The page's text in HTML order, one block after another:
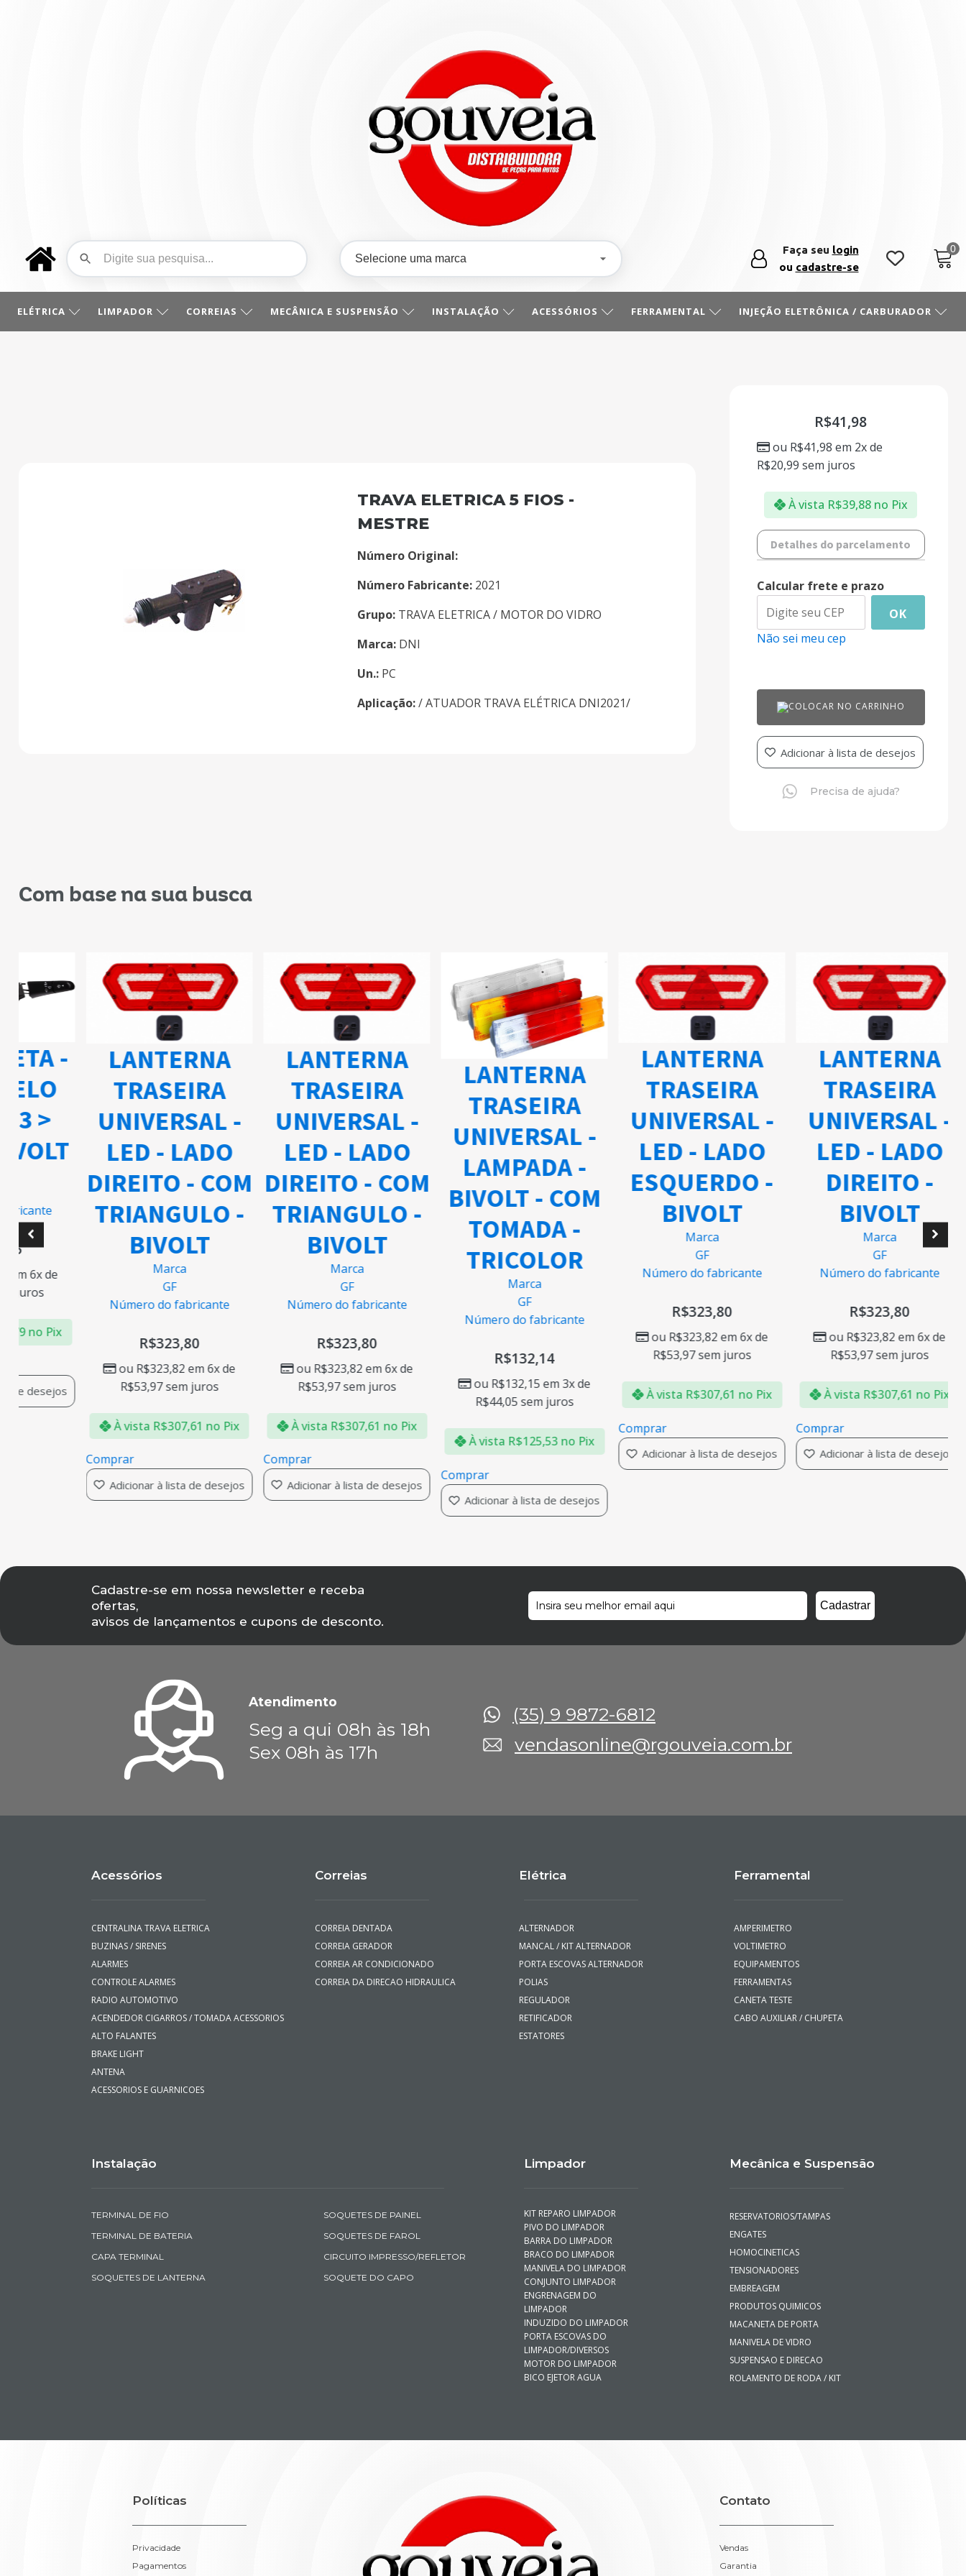
Faça seu login
ou cadastre-se
ELÉTRICA LIMPADOR CORREIAS MECÂNICA E SUSPENSÃO INSTALAÇÃO ACESSÓRIOS FERRAMENTAL INJEÇÃO ELETRÔNICA / CARBURADOR
TRAVA ELETRICA 5 FIOS -
MESTRE
Número Original:
Número Fabricante: 2021
Grupo: TRAVA ELETRICA / MOTOR DO VIDRO
Marca: DNI
Un.: PC
Aplicação:/ ATUADOR TRAVA ELÉTRICA DNI2021/
R$41,98
ou R$41,98 em 2x de
R$20,99 sem juros
À vista R$39,88 no Pix
Detalhes do parcelamento
Calcular frete e prazo
OK
Não sei meu cep
COLOCAR NO CARRINHO
Adicionar à lista de desejos
Precisa de ajuda?
Com base na sua busca
-
>
6x de
no Pix
desejos
LANTERNA
TRASEIRA
UNIVERSAL -
LED - LADO
DIREITO - COM
TRIANGULO -
BIVOLT
Marca
Número do fabricante
R$323,80
ouR$ 323,82em 6x de
53,97sem juros
À vistaR$ 307,61no Pix
Comprar
Adicionar à lista de desejos
LANTERNA
TRASEIRA
UNIVERSAL -
LED - LADO
DIREITO - COM
TRIANGULO -
BIVOLT
Marca
Número do fabricante
R$323,80
ouR$ 323,82em 6x de
53,97sem juros
À vistaR$ 307,61no Pix
Comprar
Adicionar à lista de desejos
LANTERNA
TRASEIRA
UNIVERSAL -
LAMPADA -
BIVOLT - COM
TOMADA -
TRICOLOR
Marca
Número do fabricante
R$132,14
ouR$ 132,15em 3x de
44,05sem juros
À vistaR$ 125,53no Pix
Comprar
Adicionar à lista de desejos
LANTERNA
TRASEIRA
UNIVERSAL -
LED - LADO
ESQUERDO -
BIVOLT
Marca
Número do fabricante
R$323,80
ouR$ 323,82em 6x de
53,97sem juros
À vistaR$ 307,61no Pix
Comprar
Adicionar à lista de desejos
LANTERNA
TRASEIRA
UNIVERSAL -
LED - LADO
DIREITO -
BIVOLT
Marca
Número do fabricante
R$323,80
ouR$ 323,82em 6x de
53,97sem juros
À vistaR$ 307,61no Pix
Comprar
Adicionar à lista de desejos
Cadastre-se em nossa newsletter e receba
ofertas,
avisos de lançamentos e cupons de desconto.
Atendimento
Seg a qui 08h às 18h
Sex 08h às 17h
(35) 9 9872-6812
vendasonline@rgouveia.com.br
Acessórios
CENTRALINA TRAVA ELETRICA
BUZINAS / SIRENES
ALARMES
CONTROLE ALARMES
RADIO AUTOMOTIVO
ACENDEDOR CIGARROS / TOMADA ACESSORIOS
ALTO FALANTES
BRAKE LIGHT
ANTENA
ACESSORIOS E GUARNICOES
Correias
CORREIA DENTADA
CORREIA GERADOR
CORREIA AR CONDICIONADO
CORREIA DA DIRECAO HIDRAULICA
Elétrica
ALTERNADOR
MANCAL / KIT ALTERNADOR
PORTA ESCOVAS ALTERNADOR
POLIAS
REGULADOR
RETIFICADOR
ESTATORES
Ferramental
AMPERIMETRO
VOLTIMETRO
EQUIPAMENTOS
FERRAMENTAS
CANETA TESTE
CABO AUXILIAR / CHUPETA
Instalação
TERMINAL DE FIO
TERMINAL DE BATERIA
CAPA TERMINAL
SOQUETES DE LANTERNA
SOQUETES DE PAINEL
SOQUETES DE FAROL
CIRCUITO IMPRESSO/REFLETOR
SOQUETE DO CAPO
Limpador
KIT REPARO LIMPADOR
PIVO DO LIMPADOR
BARRA DO LIMPADOR
BRACO DO LIMPADOR
MANIVELA DO LIMPADOR
CONJUNTO LIMPADOR
ENGRENAGEM DO
LIMPADOR
INDUZIDO DO LIMPADOR
PORTA ESCOVAS DO
LIMPADOR/DIVERSOS
MOTOR DO LIMPADOR
BICO EJETOR AGUA
Mecânica e Suspensão
RESERVATORIOS/TAMPAS
ENGATES
HOMOCINETICAS
TENSIONADORES
EMBREAGEM
PRODUTOS QUIMICOS
MACANETA DE PORTA
MANIVELA DE VIDRO
SUSPENSAO E DIRECAO
ROLAMENTO DE RODA / KIT
Políticas
Privacidade
Pagamentos
Contato
Vendas
Garantia